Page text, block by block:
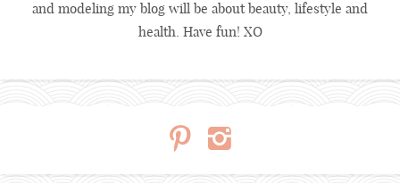
and modeling my blog will be about beauty, lifestyle and
health. Have fun! XO